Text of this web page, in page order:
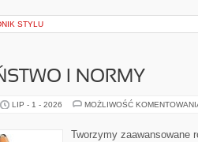
STYLU
I NORMY
LIP - 1 - 2026 MOŻLIWOŚĆ
Tworzymy zaawansowane